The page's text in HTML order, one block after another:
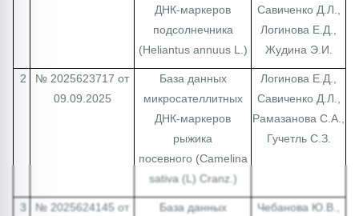
ДНК-маркеров
подсолнечника
(Heliantus annuus L.)
Савиченко Д.Л.,
Логинова Е.Д.,
Жудина Э.И.
2
№ 2025623717 от
09.09.2025
База данных
микросателлитных
ДНК-маркеров
рыжика
посевного (Camelina
sativa (L) Cranz.)
Логинова Е.Д.,
Савиченко Д.Л.,
Рамазанова С.А.,
Гучетль С.З.
3
№ 2025624145 от
База данных
Чебанова Ю.В.,